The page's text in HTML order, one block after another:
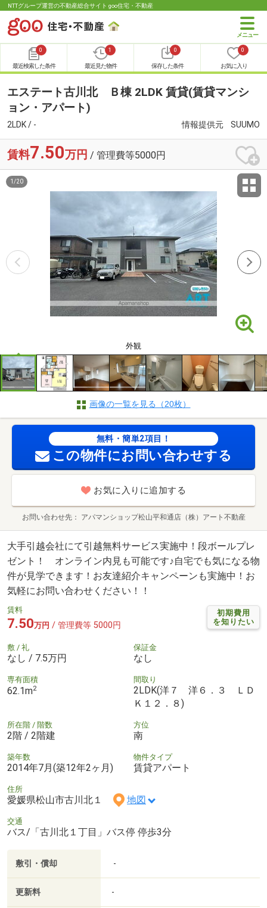
NTTグループ運営の不動産総合サイト goo住宅・不動産
0
最近検索した条件
1
最近見た物件
0
保存した条件
0
お気に入り
エステート古川北 Ｂ棟 2LDK 賃貸(賃貸マンシ
ョン・アパート)
2LDK / - 情報提供元 SUUMO
賃料7.50万円 / 管理費等5000円
外観
1 /20
画像の一覧を見る（20枚）
無料・簡単2項目！
この物件にお問い合わせする
お気に入りに追加する
お問い合わせ先 アパマンショップ松山平和通店（株）アート不動産
大手引越会社にて引越無料サービス実施中！段ボールプレ
ゼント！ オンライン内見も可能です♪自宅でも気になる物
件が見学できます！お友達紹介キャンペーンも実施中！お
気軽にお問い合わせください！！
初期費用
を知りたい
賃料
7.50万円 / 管理費等 5000円
敷 / 礼
なし / 7.5万円
保証金
なし
専有面積
62.1m2
間取り
2LDK(洋７ 洋６．３ ＬＤ
Ｋ１２．８)
所在階 / 階数
2階 / 2階建
方位
南
築年数
2014年7月(築12年2ヶ月)
物件タイプ
賃貸アパート
住所
愛媛県松山市古川北１ 地図
交通
バス/「古川北１丁目」バス停 停歩3分
敷引・償却 -
更新料 -